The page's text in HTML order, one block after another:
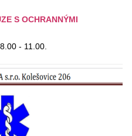
S OCHRANNÝMI
- 11.00.